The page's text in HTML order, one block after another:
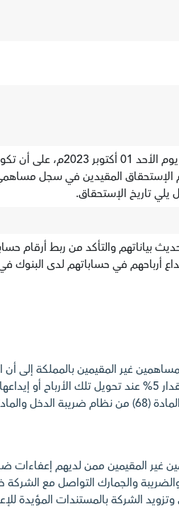
أحقية الأرباح للمساهمين المالكين بنهاية يوم الأحد 01 أكتوبر
الإستحقاق المقيدين في سجل
يلي تاريخ الإستحقاق.
بياناتهم والتأكد من ربط أرقام
أرباحهم في حساباتهم لدى البنوك
غير المقيمين بالمملكة إلى أن
ستكون خاضعة للضريبة المستقطعة بمقدار 5% عند تحويل تلك الأرباح أو
غير المقيمين ممن لديهم إعفاءات
الشركة بالمستندات المؤيدة